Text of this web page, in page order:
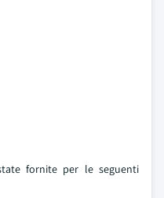
fornite per le seguenti